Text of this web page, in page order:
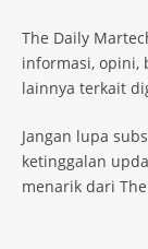
The Daily
informasi, opini,
lainnya terkait
Jangan lupa
ketinggalan
menarik dari